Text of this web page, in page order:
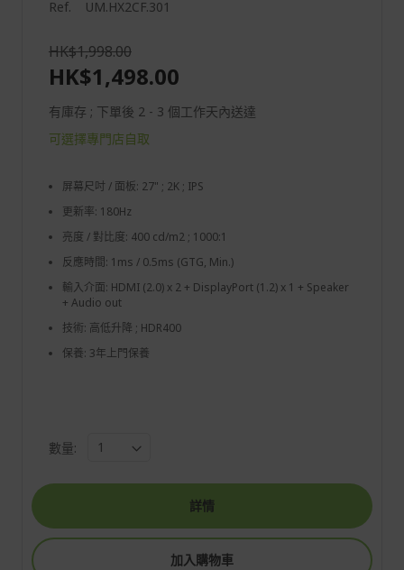
Ref. UM.HX2CF.301
HK$1,998.00
HK$1,498.00
有庫存 ; 下單後 2 - 3 個工作天內送達
可選擇專門店自取
屏幕尺吋 / 面板: 27" ; 2K ; IPS
更新率: 180Hz
亮度 / 對比度: 400 cd/m2 ; 1000:1
反應時間: 1ms / 0.5ms (GTG, Min.)
輸入介面: HDMI (2.0) x 2 + DisplayPort (1.2) x 1 + Speaker
+ Audio out
技術: 高低升降 ; HDR400
保養: 3年上門保養
數量:
詳情
加入購物車